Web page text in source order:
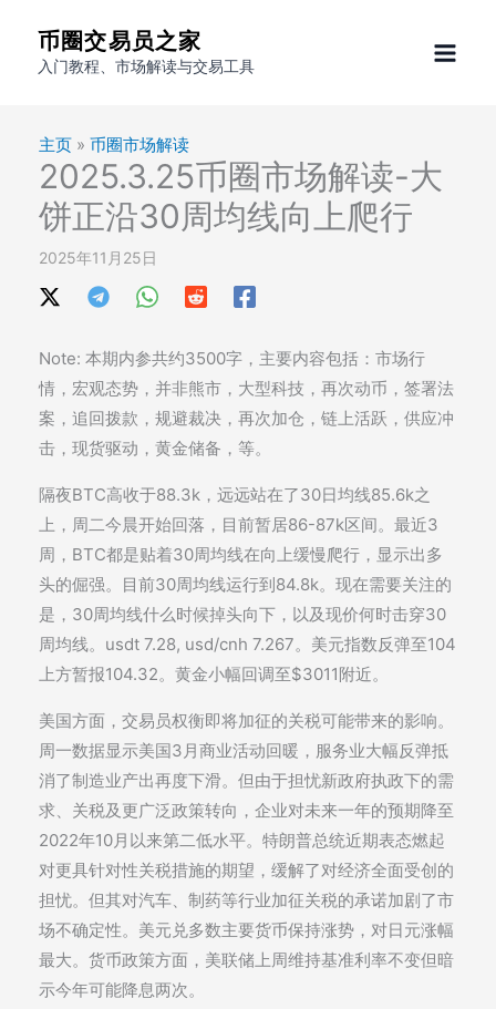
币圈交易员之家
入门教程、市场解读与交易工具
主页 » 币圈市场解读
2025.3.25币圈市场解读-大
饼正沿30周均线向上爬行
2025年11月25日
Note: 本期内参共约3500字，主要内容包括：市场行
情，宏观态势，并非熊市，大型科技，再次动币，签署法
案，追回拨款，规避裁决，再次加仓，链上活跃，供应冲
击，现货驱动，黄金储备，等。
隔夜BTC高收于88.3k，远远站在了30日均线85.6k之
上，周二今晨开始回落，目前暂居86-87k区间。最近3
周，BTC都是贴着30周均线在向上缓慢爬行，显示出多
头的倔强。目前30周均线运行到84.8k。现在需要关注的
是，30周均线什么时候掉头向下，以及现价何时击穿30
周均线。usdt 7.28, usd/cnh 7.267。美元指数反弹至104
上方暂报104.32。黄金小幅回调至$3011附近。
美国方面，交易员权衡即将加征的关税可能带来的影响。
周一数据显示美国3月商业活动回暖，服务业大幅反弹抵
消了制造业产出再度下滑。但由于担忧新政府执政下的需
求、关税及更广泛政策转向，企业对未来一年的预期降至
2022年10月以来第二低水平。特朗普总统近期表态燃起
对更具针对性关税措施的期望，缓解了对经济全面受创的
担忧。但其对汽车、制药等行业加征关税的承诺加剧了市
场不确定性。美元兑多数主要货币保持涨势，对日元涨幅
最大。货币政策方面，美联储上周维持基准利率不变但暗
示今年可能降息两次。